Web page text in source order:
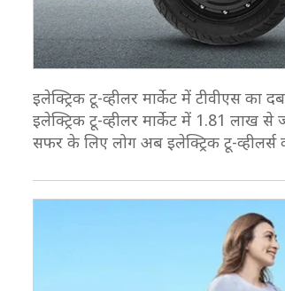
इलेक्ट्रिक टू-व्हीलर मार्केट में टीवीएस
इलेक्ट्रिक टू-व्हीलर मार्केट में 1.81 लाख
सफर के लिए लोग अब इलेक्ट्रिक टू-